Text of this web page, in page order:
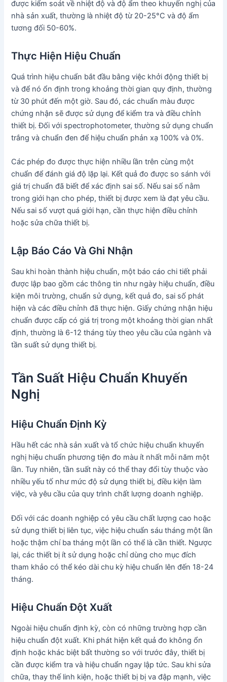
được kiểm soát về nhiệt độ và độ ẩm theo khuyến nghị của
nhà sản xuất, thường là nhiệt độ từ 20-25°C và độ ẩm
tương đối 50-60%.
Thực Hiện Hiệu Chuẩn
Quá trình hiệu chuẩn bắt đầu bằng việc khởi động thiết bị
và để nó ổn định trong khoảng thời gian quy định, thường
từ 30 phút đến một giờ. Sau đó, các chuẩn màu được
chứng nhận sẽ được sử dụng để kiểm tra và điều chỉnh
thiết bị. Đối với spectrophotometer, thường sử dụng chuẩn
trắng và chuẩn đen để hiệu chuẩn phản xạ 100% và 0%.
Các phép đo được thực hiện nhiều lần trên cùng một
chuẩn để đánh giá độ lặp lại. Kết quả đo được so sánh với
giá trị chuẩn đã biết để xác định sai số. Nếu sai số nằm
trong giới hạn cho phép, thiết bị được xem là đạt yêu cầu.
Nếu sai số vượt quá giới hạn, cần thực hiện điều chỉnh
hoặc sửa chữa thiết bị.
Lập Báo Cáo Và Ghi Nhận
Sau khi hoàn thành hiệu chuẩn, một báo cáo chi tiết phải
được lập bao gồm các thông tin như ngày hiệu chuẩn, điều
kiện môi trường, chuẩn sử dụng, kết quả đo, sai số phát
hiện và các điều chỉnh đã thực hiện. Giấy chứng nhận hiệu
chuẩn được cấp có giá trị trong một khoảng thời gian nhất
định, thường là 6-12 tháng tùy theo yêu cầu của ngành và
tần suất sử dụng thiết bị.
Tần Suất Hiệu Chuẩn Khuyến
Nghị
Hiệu Chuẩn Định Kỳ
Hầu hết các nhà sản xuất và tổ chức hiệu chuẩn khuyến
nghị hiệu chuẩn phương tiện đo màu ít nhất mỗi năm một
lần. Tuy nhiên, tần suất này có thể thay đổi tùy thuộc vào
nhiều yếu tố như mức độ sử dụng thiết bị, điều kiện làm
việc, và yêu cầu của quy trình chất lượng doanh nghiệp.
Đối với các doanh nghiệp có yêu cầu chất lượng cao hoặc
sử dụng thiết bị liên tục, việc hiệu chuẩn sáu tháng một lần
hoặc thậm chí ba tháng một lần có thể là cần thiết. Ngược
lại, các thiết bị ít sử dụng hoặc chỉ dùng cho mục đích
tham khảo có thể kéo dài chu kỳ hiệu chuẩn lên đến 18-24
tháng.
Hiệu Chuẩn Đột Xuất
Ngoài hiệu chuẩn định kỳ, còn có những trường hợp cần
hiệu chuẩn đột xuất. Khi phát hiện kết quả đo không ổn
định hoặc khác biệt bất thường so với trước đây, thiết bị
cần được kiểm tra và hiệu chuẩn ngay lập tức. Sau khi sửa
chữa, thay thế linh kiện, hoặc thiết bị bị va đập mạnh, việc